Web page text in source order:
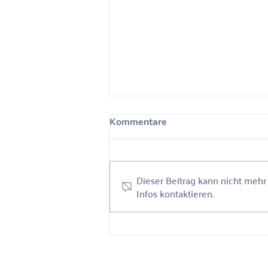
Unconscious Bias Detox
Am 13.10.2022 fand der Online-
die sozialen Aufsteiger*innen des
ideellen...
Kommentare
Dieser Beitrag kann nicht
Infos kontaktieren.